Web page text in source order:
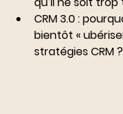
CRM 3.0 :
bientôt «
stratégies CRM ?